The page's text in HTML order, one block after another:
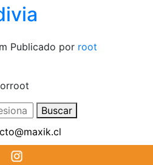
Publicado por root
Buscar